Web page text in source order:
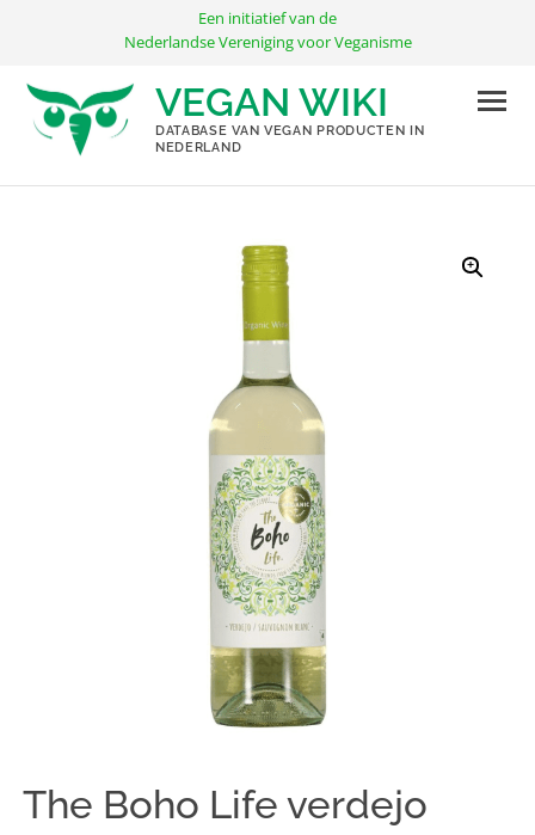
inhoud
Een initiatief van de
Nederlandse Vereniging voor Veganisme
VEGAN WIKI
DATABASE VAN VEGAN PRODUCTEN IN
NEDERLAND
The Boho Life verdejo